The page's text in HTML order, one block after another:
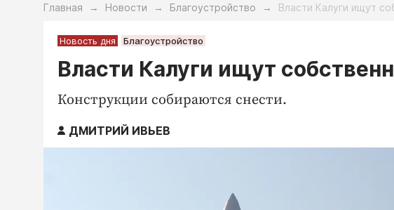
Главная → Новости → Благоустройство → Власти Калуги ищут
Новость дня Благоустройство
Власти Калуги ищут
Конструкции собираются снести.
ДМИТРИЙ ИВЬЕВ